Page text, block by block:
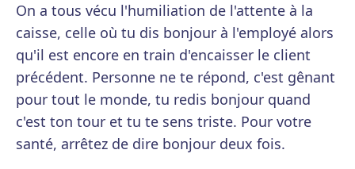
On a tous vécu l'humiliation de l'attente à la
caisse, celle où tu dis bonjour à l'employé alors
qu'il est encore en train d'encaisser le client
précédent. Personne ne te répond, c'est gênant
pour tout le monde, tu redis bonjour quand
c'est ton tour et tu te sens triste. Pour votre
santé, arrêtez de dire bonjour deux fois.